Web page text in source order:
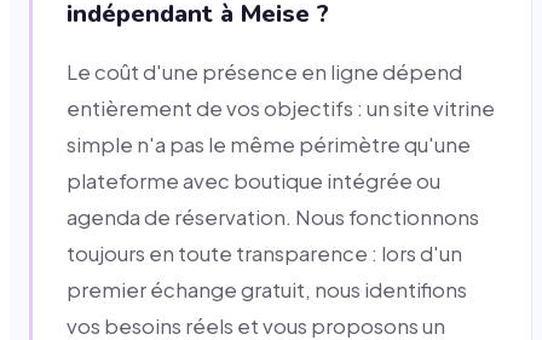
indépendant à Meise ?
Le coût d'une présence en ligne dépend
entièrement de vos objectifs : un site vitrine
simple n'a pas le même périmètre qu'une
plateforme avec boutique intégrée ou
agenda de réservation. Nous fonctionnons
toujours en toute transparence : lors d'un
premier échange gratuit, nous identifions
vos besoins réels et vous proposons un